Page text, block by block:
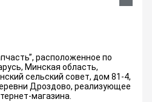
файлов cookie
данных
расположенное по
Минская область,
сельский совет, дом 81-4,
Дроздово, реализующее
магазина.